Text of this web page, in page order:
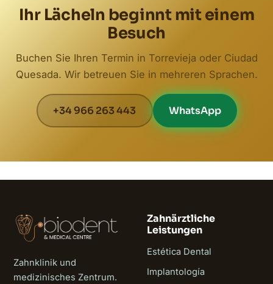
Ihr Lächeln beginnt mit einem
Besuch
Buchen Sie Ihren Termin in Torrevieja oder Ciudad
Quesada. Wir betreuen Sie in mehreren Sprachen.
+34 966 263 443 WhatsApp
Zahnklinik und
medizinisches Zentrum.
Zahnärztliche
Leistungen
Estética Dental
Implantología